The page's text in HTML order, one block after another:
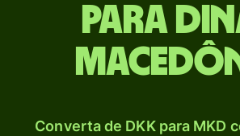
para
Converta de DKK para MKD